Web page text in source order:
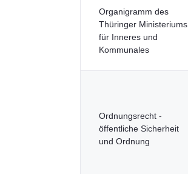
Organigramm des
Thüringer Ministeriums
für Inneres und
Kommunales
Ordnungsrecht -
öffentliche Sicherheit
und Ordnung